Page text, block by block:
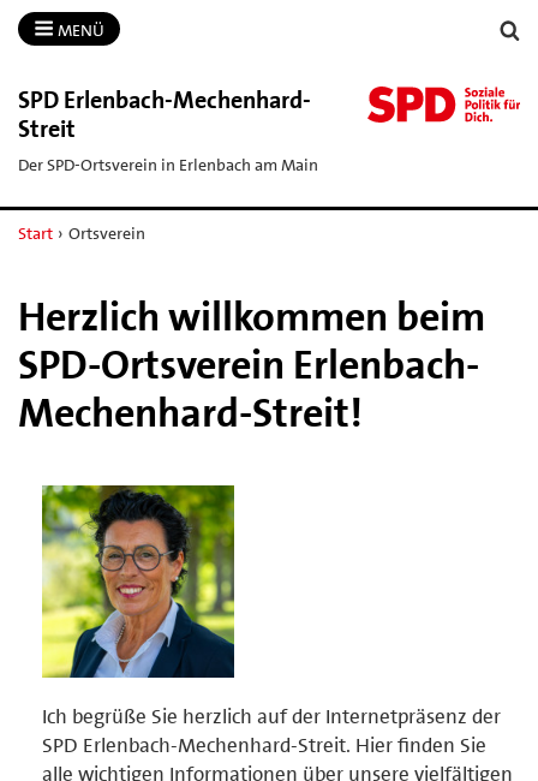
MENÜ
SPD Erlenbach-​Mechenhard-​
Streit
Der SPD-Ortsverein in Erlenbach am Main
Start › Ortsverein
Herzlich willkommen beim
SPD-Ortsverein Erlenbach-
Mechenhard-Streit!
Ich begrüße Sie herzlich auf der Internetpräsenz der
SPD Erlenbach-Mechenhard-Streit. Hier finden Sie
alle wichtigen Informationen über unsere vielfältigen